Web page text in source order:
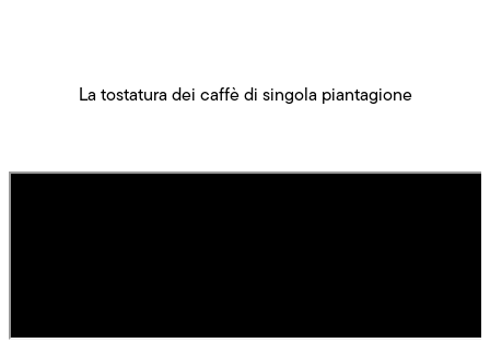
La tostatura dei caffè di singola piantagione